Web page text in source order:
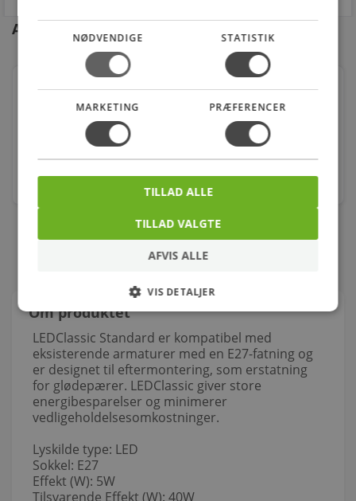
Andre kunder købte også
Philips LED Pære Master Value 7,8w/927 E27 (1055
Varenr.: 2057814030
Om produktet
LEDClassic Standard er kompatibel med
eksisterende armaturer med en E27-fatning og
er designet til eftermontering, som erstatning
for glødepærer. LEDClassic giver store
energibesparelser og minimerer
vedligeholdelsesomkostninger.
Lyskilde type: LED
Sokkel: E27
Effekt (W): 5W
Tilsvarende Effekt (W): 40W
NØDVENDIGE STATISTIK
MARKETING PRÆFERENCER
TILLAD VALGTE
TILLAD ALLE
AFVIS ALLE
VIS DETALJER